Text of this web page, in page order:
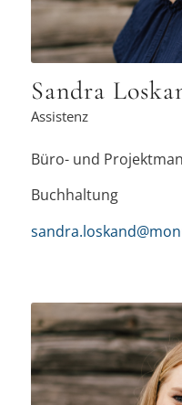
Sandra
Assistenz
Büro- und
Buchhaltung
Nach mehreren
widme ich mich
dem Marketing und